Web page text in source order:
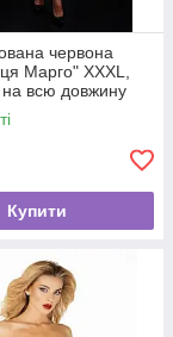
червона
Марго" XXXL,
на всю довжину
Купити